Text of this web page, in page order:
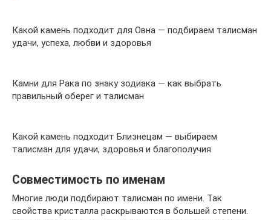
Какой камень подходит для Овна — подбираем талисман
удачи, успеха, любви и здоровья
Камни для Рака по знаку зодиака — как выбрать
правильный оберег и талисман
Какой камень подходит Близнецам — выбираем
талисман для удачи, здоровья и благополучия
Совместимость по именам
Многие люди подбирают талисман по имени. Так
свойства кристалла раскрываются в большей степени.